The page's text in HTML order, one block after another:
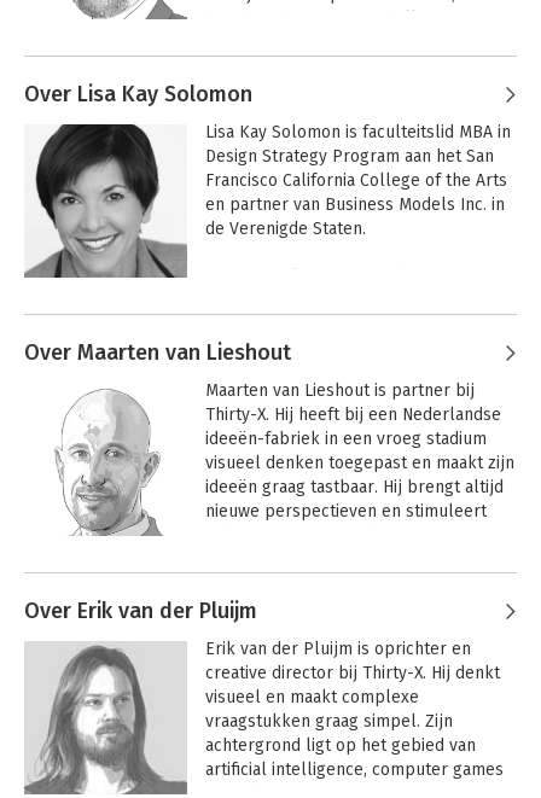
Pioneer Award en Amerikaanse Design
Management Institute Award.
generatie
(Nederlandstalig)
Shifts
Design Denken &
Create the WOW!
Bekijk alle boeken
Shifts
Design a Better
Business
Over Lisa Kay Solomon
Lisa Kay Solomon is faculteitslid MBA in
Design Strategy Program aan het San
Francisco California College of the Arts
en partner van Business Models Inc. in
de Verenigde Staten.
Strategy Program aan het San Francisco
partner van het Nederlandse
consultancy bureau Business Models
Inc. in de VS. Ze doceert aan
vooraanstaande business schools zoals
Stanford en University of California,
Berkeley.
bijeenkomsten uit te bannen en te
vervangen door inspirerende en
productieve strategische conversatie.
Het doel van dit boek is om managers
en leiders het enige echt nuttige
hulpmiddel te geven om de toekomst
van hun organisatie beter vorm te
geven met betere strategische
Solomon
Design a Better
Business
Moments of Impact
Bekijk alle boeken
Over Maarten van Lieshout
Maarten van Lieshout is partner bij
Thirty-X. Hij heeft bij een Nederlandse
ideeën-fabriek in een vroeg stadium
visueel denken toegepast en maakt zijn
ideeën graag tastbaar. Hij brengt altijd
nieuwe perspectieven en stimuleert
Lieshout
Over Erik van der Pluijm
Erik van der Pluijm is oprichter en
creative director bij Thirty-X. Hij denkt
visueel en maakt complexe
vraagstukken graag simpel. Zijn
achtergrond ligt op het gebied van
artificial intelligence, computer games